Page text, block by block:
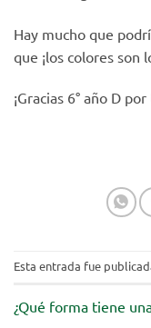
Hay mucho que
que ¡los colores son
¡Gracias 6° año D
Esta entrada fue
¿Qué forma tiene